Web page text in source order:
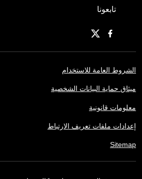
تابعونا
الشروط العامة للاستخدام
ميثاق حماية البيانات الشخصية
معلومات قانونية
إعدادات ملفات تعريف الارتباط
Sitemap